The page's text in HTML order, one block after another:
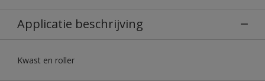
Applicatie beschrijving
Kwast en roller